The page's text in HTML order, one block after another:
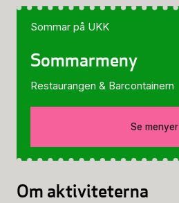
Om aktiviteterna
Sommar på UKK
Sommarmeny
Restaurangen & Barcontainern
Se menyer